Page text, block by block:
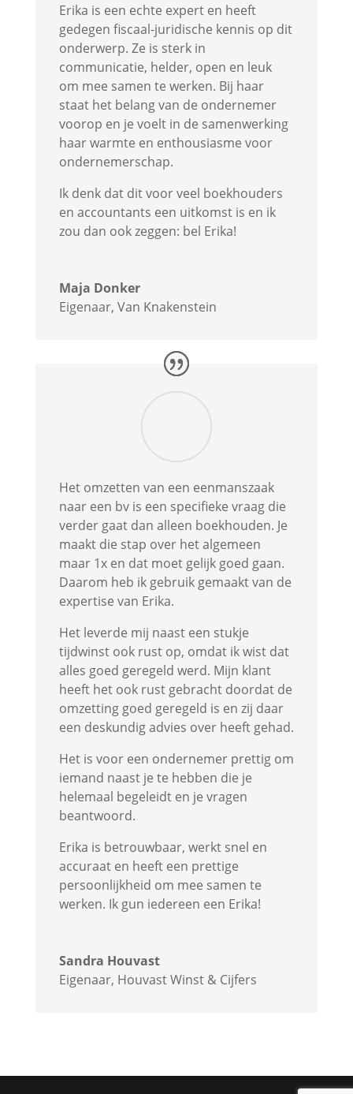
Erika is een echte expert en heeft
gedegen fiscaal-juridische kennis op dit
onderwerp. Ze is sterk in
communicatie, helder, open en leuk
om mee samen te werken. Bij haar
staat het belang van de ondernemer
voorop en je voelt in de samenwerking
haar warmte en enthousiasme voor
ondernemerschap.
Ik denk dat dit voor veel boekhouders
en accountants een uitkomst is en ik
zou dan ook zeggen: bel Erika!
Maja Donker
Eigenaar, Van Knakenstein
Het omzetten van een eenmanszaak
naar een bv is een specifieke vraag die
verder gaat dan alleen boekhouden. Je
maakt die stap over het algemeen
maar 1x en dat moet gelijk goed gaan.
Daarom heb ik gebruik gemaakt van de
expertise van Erika.
Het leverde mij naast een stukje
tijdwinst ook rust op, omdat ik wist dat
alles goed geregeld werd. Mijn klant
heeft het ook rust gebracht doordat de
omzetting goed geregeld is en zij daar
een deskundig advies over heeft gehad.
Het is voor een ondernemer prettig om
iemand naast je te hebben die je
helemaal begeleidt en je vragen
beantwoord.
Erika is betrouwbaar, werkt snel en
accuraat en heeft een prettige
persoonlijkheid om mee samen te
werken. Ik gun iedereen een Erika!
Sandra Houvast
Eigenaar, Houvast Winst & Cijfers